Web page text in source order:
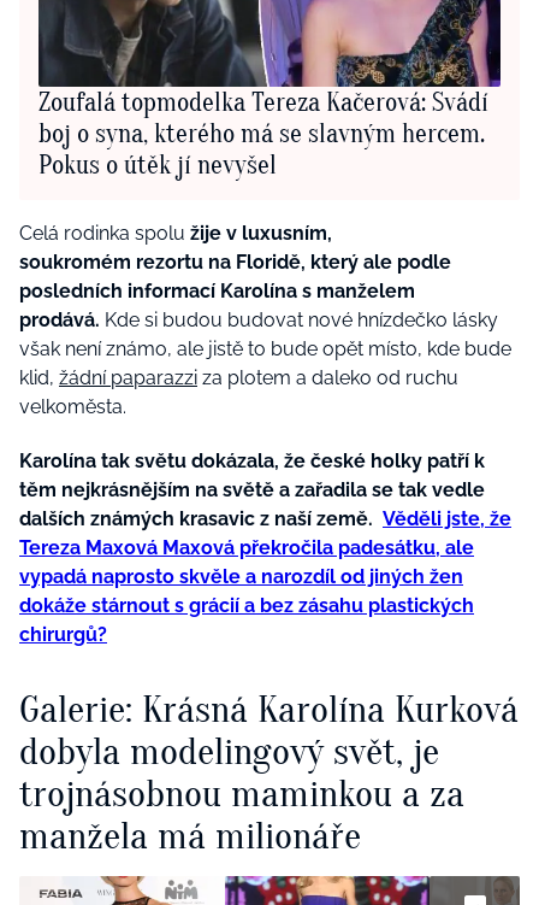
Zoufalá topmodelka Tereza Kačerová: Svádí
boj o syna, kterého má se slavným hercem.
Pokus o útěk jí nevyšel
Celá rodinka spolu žije v luxusním,
soukromém rezortu na Floridě, který ale podle
posledních informací Karolína s manželem
prodává. Kde si budou budovat nové hnízdečko lásky
však není známo, ale jistě to bude opět místo, kde bude
klid, žádní paparazzi za plotem a daleko od ruchu
velkoměsta.
Karolína tak světu dokázala, že české holky patří k
těm nejkrásnějším na světě a zařadila se tak vedle
dalších známých krasavic z naší země. Věděli jste, že
Tereza Maxová Maxová překročila padesátku, ale
vypadá naprosto skvěle a narozdíl od jiných žen
dokáže stárnout s grácií a bez zásahu plastických
chirurgů?
Galerie: Krásná Karolína Kurková
dobyla modelingový svět, je
trojnásobnou maminkou a za
manžela má milionáře